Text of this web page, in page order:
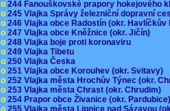
o 244 Fanouškovské prapory hokejového
o 245 Vlajka Správy železniční dopravní
o 246 Vlajka obce Radostín (okr.
o 247 Vlajka obce Kněžnice (okr. Jičín)
o 248 Vlajka boje proti koronaviru
o 249 Vlajka Tibetu
o 250 Vlajka Česka
o 251 Vlajka obce Korouhev (okr. Svitavy)
o 252 Vlajka města Hrochův Týnec (okr.
o 253 Vlajka města Chrast (okr. Chrudim)
o 254 Prapor obce Živanice (okr.
o 255 Vlajka města Lipnice nad Sázavou